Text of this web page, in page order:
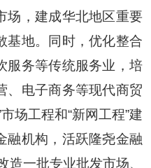
场，建成华北地区重要
基地。同时，优化整合
服务等传统服务业，培
、电子商务等现代商贸
市场工程和“新网工程”建
融机构，活跃隆尧金融
造一批专业批发市场、